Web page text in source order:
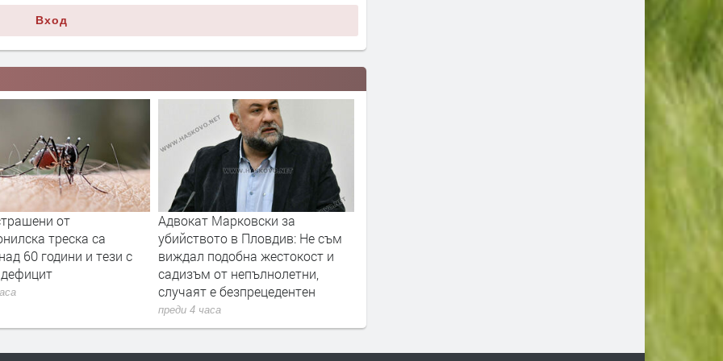
Вход
Марковски за
в Пловдив: Не съм
подобна жестокост и
от непълнолетни,
е безпрецедентен
Събота: Оранжев код за жеги в
почти цялата страна
преди 8 часа
До 36 градуса и
време в България